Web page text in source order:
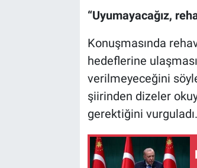
“Uyumayacağız,
Konuşmasında
hedeflerine
verilmeyeceğini
şiirinden dizeler
gerektiğini vurguladı.